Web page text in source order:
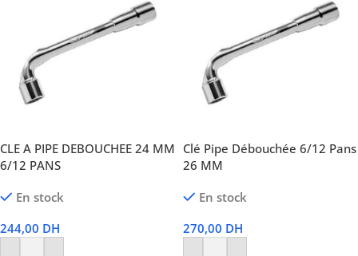
CLE A PIPE DEBOUCHEE 24 MM
6/12 PANS
En stock
244,00 DH
Clé Pipe Débouchée 6/12 Pans
26 MM
En stock
270,00 DH